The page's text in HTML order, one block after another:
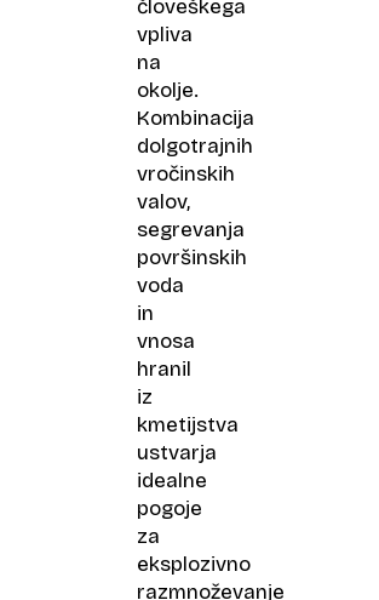
človeškega
vpliva
na
okolje.
Kombinacija
dolgotrajnih
vročinskih
valov,
segrevanja
površinskih
voda
in
vnosa
hranil
iz
kmetijstva
ustvarja
idealne
pogoje
za
eksplozivno
razmnoževanje